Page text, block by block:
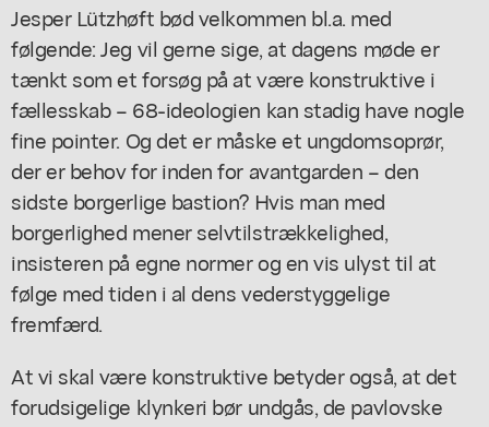
Jesper Lützhøft bød velkommen bl.a. med
følgende: Jeg vil gerne sige, at dagens møde er
tænkt som et forsøg på at være konstruktive i
fællesskab – 68-ideologien kan stadig have nogle
fine pointer. Og det er måske et ungdomsoprør,
der er behov for inden for avantgarden – den
sidste borgerlige bastion? Hvis man med
borgerlighed mener selvtilstrækkelighed,
insisteren på egne normer og en vis ulyst til at
følge med tiden i al dens vederstyggelige
fremfærd.
At vi skal være konstruktive betyder også, at det
forudsigelige klynkeri bør undgås, de pavlovske